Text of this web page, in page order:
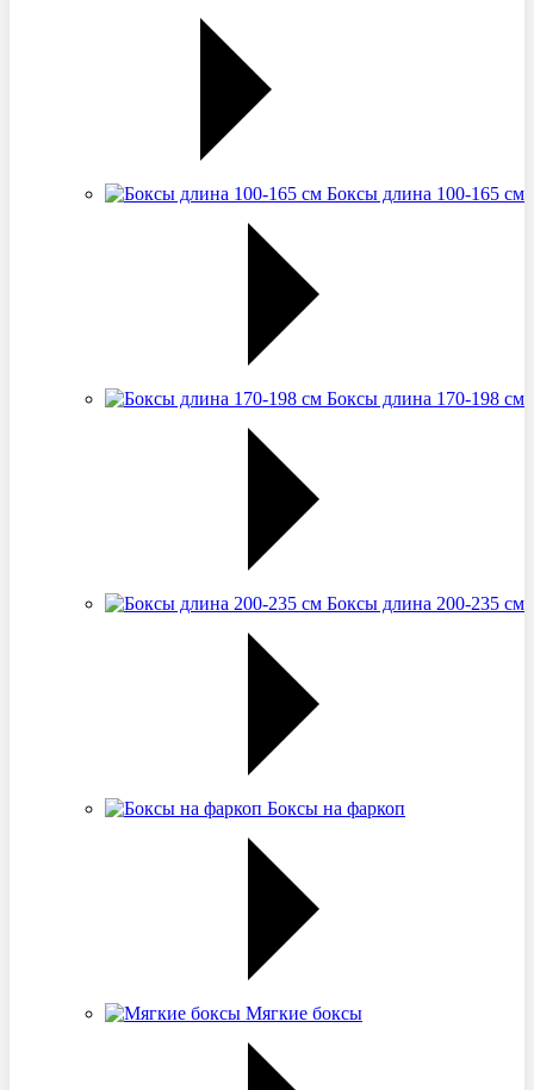
Боксы длина 100-165 см
Боксы длина 170-198 см
Боксы длина 200-235 см
Боксы на фаркоп
Мягкие боксы